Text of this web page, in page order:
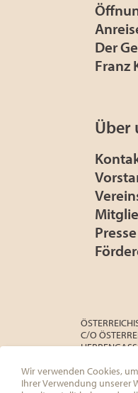
Der
Franz
Über
Presse
C/O
ZVR:
Wir verwenden Cookies,
Ihrer Verwendung unserer